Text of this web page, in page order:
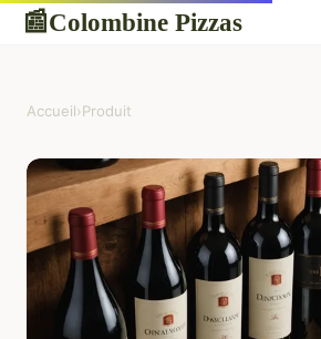
📰Colombine Pizzas
Accueil›Produit